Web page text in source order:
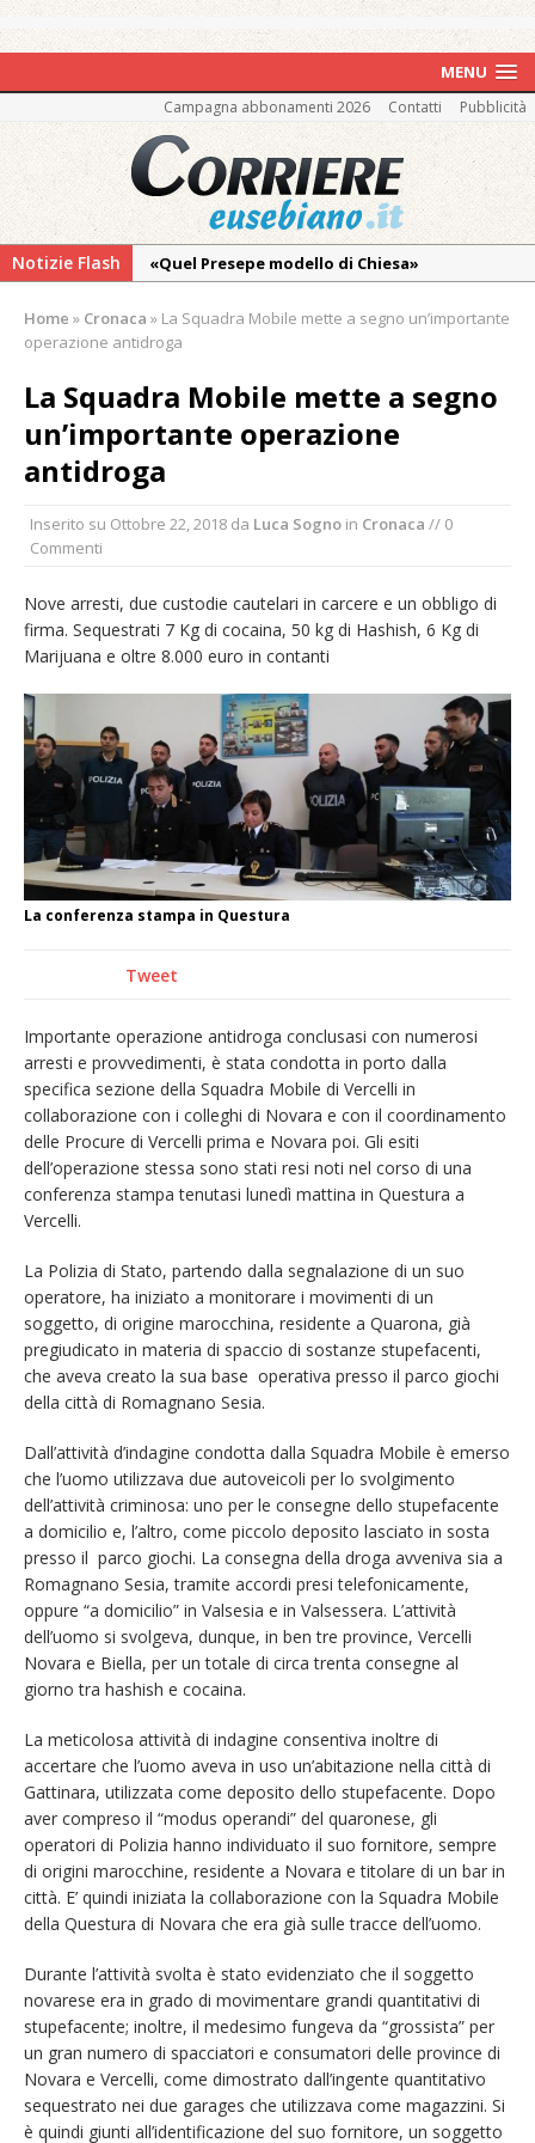
MENU
Campagna abbonamenti 2026 Contatti Pubblicità
Notizie Flash
«Quel Presepe modello di Chiesa»
Ringraziamento: convegno, messa e
Il Piemonte ha avviato la richiesta di calamità
naturale per la siccità estrema e gli incendi
Crisi idrica: il Comune di Vercelli introduce
Incendio sul Monte Barone: si estende il
sentieri
Vercelli: in alcune vie nuova tracciatura delle
zone blu
Nuovo fronte delle fiamme: vasto incendio
alle pendici del Monte Barone
Dieci anni fa l’ingresso a Vercelli
dell’arcivescovo mons. Marco Arnolfo
Home » Cronaca » La Squadra Mobile mette a segno un’importante
operazione antidroga
La Squadra Mobile mette a segno
un’importante operazione
antidroga
Inserito su Ottobre 22, 2018 da Luca Sogno in Cronaca // 0
Commenti
Nove arresti, due custodie cautelari in carcere e un obbligo di
firma. Sequestrati 7 Kg di cocaina, 50 kg di Hashish, 6 Kg di
Marijuana e oltre 8.000 euro in contanti
La conferenza stampa in Questura
Tweet
Importante operazione antidroga conclusasi con numerosi
arresti e provvedimenti, è stata condotta in porto dalla
specifica sezione della Squadra Mobile di Vercelli in
collaborazione con i colleghi di Novara e con il coordinamento
delle Procure di Vercelli prima e Novara poi. Gli esiti
dell’operazione stessa sono stati resi noti nel corso di una
conferenza stampa tenutasi lunedì mattina in Questura a
Vercelli.
La Polizia di Stato, partendo dalla segnalazione di un suo
operatore, ha iniziato a monitorare i movimenti di un
soggetto, di origine marocchina, residente a Quarona, già
pregiudicato in materia di spaccio di sostanze stupefacenti,
che aveva creato la sua base operativa presso il parco giochi
della città di Romagnano Sesia.
Dall’attività d’indagine condotta dalla Squadra Mobile è emerso
che l’uomo utilizzava due autoveicoli per lo svolgimento
dell’attività criminosa: uno per le consegne dello stupefacente
a domicilio e, l’altro, come piccolo deposito lasciato in sosta
presso il parco giochi. La consegna della droga avveniva sia a
Romagnano Sesia, tramite accordi presi telefonicamente,
oppure “a domicilio” in Valsesia e in Valsessera. L’attività
dell’uomo si svolgeva, dunque, in ben tre province, Vercelli
Novara e Biella, per un totale di circa trenta consegne al
giorno tra hashish e cocaina.
La meticolosa attività di indagine consentiva inoltre di
accertare che l’uomo aveva in uso un’abitazione nella città di
Gattinara, utilizzata come deposito dello stupefacente. Dopo
aver compreso il “modus operandi” del quaronese, gli
operatori di Polizia hanno individuato il suo fornitore, sempre
di origini marocchine, residente a Novara e titolare di un bar in
città. E’ quindi iniziata la collaborazione con la Squadra Mobile
della Questura di Novara che era già sulle tracce dell’uomo.
Durante l’attività svolta è stato evidenziato che il soggetto
novarese era in grado di movimentare grandi quantitativi di
stupefacente; inoltre, il medesimo fungeva da “grossista” per
un gran numero di spacciatori e consumatori delle province di
Novara e Vercelli, come dimostrato dall’ingente quantitativo
sequestrato nei due garages che utilizzava come magazzini. Si
è quindi giunti all’identificazione del suo fornitore, un soggetto